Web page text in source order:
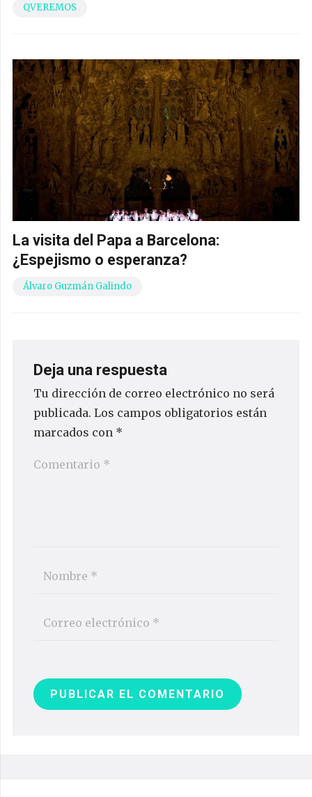
QVEREMOS
La visita del Papa a Barcelona:
¿Espejismo o esperanza?
Álvaro Guzmán Galindo
Deja una respuesta
Tu dirección de correo electrónico no será
publicada. Los campos obligatorios están
marcados con *
PUBLICAR EL COMENTARIO